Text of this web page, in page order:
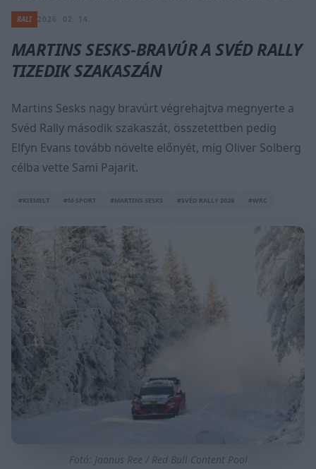
RALI
MARTINS SESKS-BRAVÚR A SVÉD RALLY
TIZEDIK SZAKASZÁN
Martins Sesks nagy bravúrt végrehajtva megnyerte a
Svéd Rally második szakaszát, összetettben pedig
Elfyn Evans tovább növelte előnyét, míg Oliver Solberg
célba vette Sami Pajarit.
#KIEMELT #M-SPORT #MARTINS SESKS #SVÉD RALLY 2026 #WRC
Fotó: Jaanus Ree / Red Bull Content Pool